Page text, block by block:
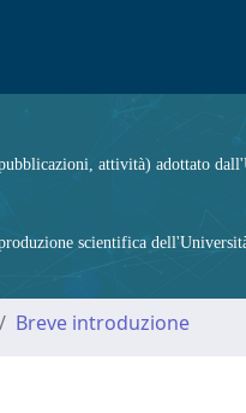
attività) adottato
scientifica
Breve introduzione